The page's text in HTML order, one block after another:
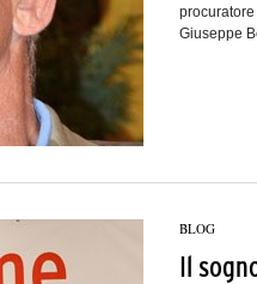
Giuseppe
BLOG
Il